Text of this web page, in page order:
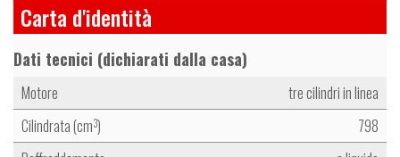
Carta d'identità
Dati tecnici (dichiarati dalla casa)
Motore
tre cilindri in linea
Cilindrata (cm3)
798